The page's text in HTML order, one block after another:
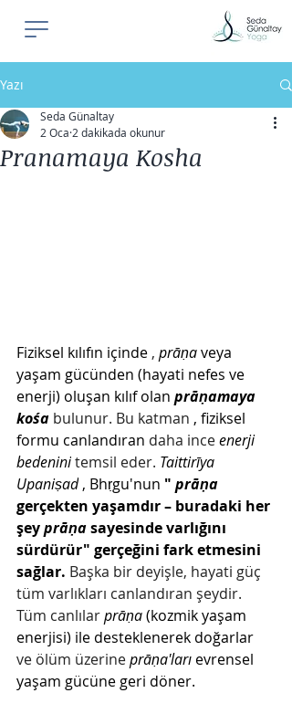
Yazı
Pranamaya Kosha
Seda Günaltay
2 Oca 2 dakikada okunur
Fiziksel kılıfın içinde , prāṇaveya
yaşam gücünden (hayati nefes ve
enerji) oluşan kılıf olan prāṇamaya
kośa bulunur. Bu katman , fiziksel
formu canlandıran daha ince enerji
bedenini temsil eder. Taittirīya
Upaniṣad , Bhṛgu'nun " prāṇa
gerçekten yaşamdır – buradaki her
şey prāṇa sayesinde varlığını
sürdürür" gerçeğini fark etmesini
sağlar. Başka bir deyişle, hayati güç
tüm varlıkları canlandıran şeydir.
Tüm canlılar prāṇa(kozmik yaşam
enerjisi) ile desteklenerek doğarlar
ve ölüm üzerine prāṇa'ları evrensel
yaşam gücüne geri döner.